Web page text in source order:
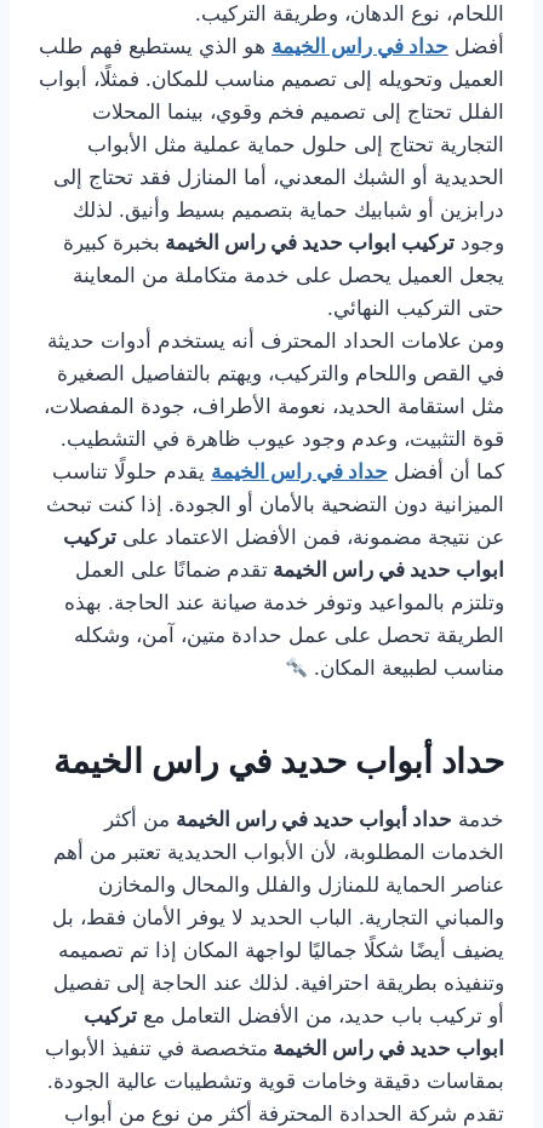
اللحام، نوع الدهان، وطريقة التركيب.
أفضل حداد في راس الخيمة هو الذي يستطيع فهم طلب
العميل وتحويله إلى تصميم مناسب للمكان. فمثلًا، أبواب
الفلل تحتاج إلى تصميم فخم وقوي، بينما المحلات
التجارية تحتاج إلى حلول حماية عملية مثل الأبواب
الحديدية أو الشبك المعدني، أما المنازل فقد تحتاج إلى
درابزين أو شبابيك حماية بتصميم بسيط وأنيق. لذلك
وجود تركيب ابواب حديد في راس الخيمة بخبرة كبيرة
يجعل العميل يحصل على خدمة متكاملة من المعاينة
حتى التركيب النهائي.
ومن علامات الحداد المحترف أنه يستخدم أدوات حديثة
في القص واللحام والتركيب، ويهتم بالتفاصيل الصغيرة
مثل استقامة الحديد، نعومة الأطراف، جودة المفصلات،
قوة التثبيت، وعدم وجود عيوب ظاهرة في التشطيب.
كما أن أفضل حداد في راس الخيمة يقدم حلولًا تناسب
الميزانية دون التضحية بالأمان أو الجودة. إذا كنت تبحث
عن نتيجة مضمونة، فمن الأفضل الاعتماد على تركيب
ابواب حديد في راس الخيمة تقدم ضمانًا على العمل
وتلتزم بالمواعيد وتوفر خدمة صيانة عند الحاجة. بهذه
الطريقة تحصل على عمل حدادة متين، آمن، وشكله
مناسب لطبيعة المكان.
حداد أبواب حديد في راس الخيمة
خدمة حداد أبواب حديد في راس الخيمة من أكثر
الخدمات المطلوبة، لأن الأبواب الحديدية تعتبر من أهم
عناصر الحماية للمنازل والفلل والمحال والمخازن
والمباني التجارية. الباب الحديد لا يوفر الأمان فقط، بل
يضيف أيضًا شكلًا جماليًا لواجهة المكان إذا تم تصميمه
وتنفيذه بطريقة احترافية. لذلك عند الحاجة إلى تفصيل
أو تركيب باب حديد، من الأفضل التعامل مع تركيب
ابواب حديد في راس الخيمة متخصصة في تنفيذ الأبواب
بمقاسات دقيقة وخامات قوية وتشطيبات عالية الجودة.
تقدم شركة الحدادة المحترفة أكثر من نوع من أبواب